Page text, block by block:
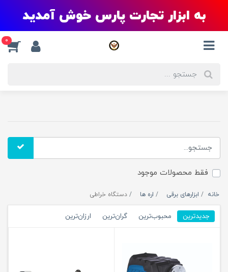
به ابزار تجارت پارس خوش آمدید
0
فقط محصولات موجود
خانه ابزارهای برقی اره ها دستگاه خراطی
جدیدترین محبوب‌ترین گران‌ترین ارزان‌ترین